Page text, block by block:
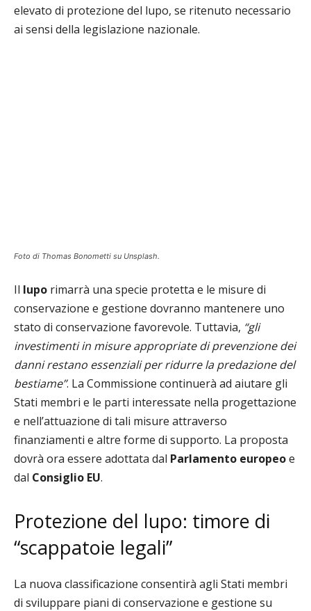
elevato di protezione del lupo, se ritenuto necessario
ai sensi della legislazione nazionale.
Foto di Thomas Bonometti su Unsplash.
Il lupo rimarrà una specie protetta e le misure di
conservazione e gestione dovranno mantenere uno
stato di conservazione favorevole. Tuttavia, “gli
investimenti in misure appropriate di prevenzione dei
danni restano essenziali per ridurre la predazione del
bestiame”. La Commissione continuerà ad aiutare gli
Stati membri e le parti interessate nella progettazione
e nell’attuazione di tali misure attraverso
finanziamenti e altre forme di supporto. La proposta
dovrà ora essere adottata dal Parlamento europeoe
dal Consiglio EU.
Protezione del lupo: timore di
“scappatoie legali”
La nuova classificazione consentirà agli Stati membri
di sviluppare piani di conservazione e gestione su